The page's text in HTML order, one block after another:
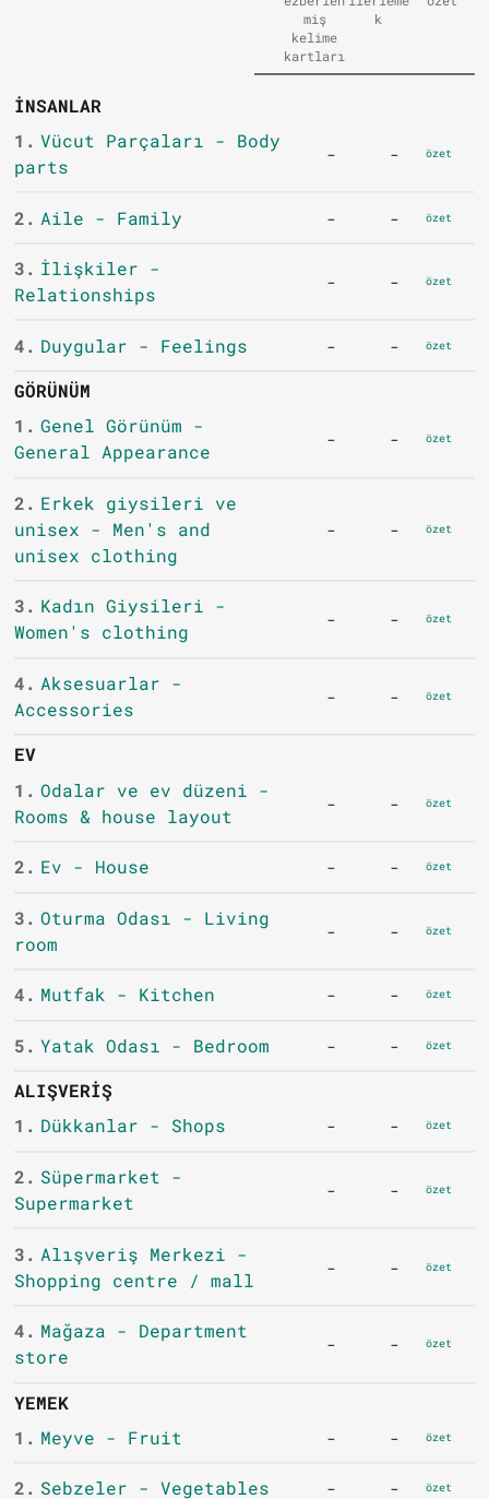
miş
kelime
kartları
k
İNSANLAR
1. Vücut Parçaları - Body
parts
- - özet
2. Aile - Family - - özet
3. İlişkiler -
Relationships
- - özet
4. Duygular - Feelings - - özet
GÖRÜNÜM
1. Genel Görünüm -
General Appearance
- - özet
2. Erkek giysileri ve
unisex - Men's and
unisex clothing
- - özet
3. Kadın Giysileri -
Women's clothing
- - özet
4. Aksesuarlar -
Accessories
- - özet
EV
1. Odalar ve ev düzeni -
Rooms & house layout
- - özet
2. Ev - House - - özet
3. Oturma Odası - Living
room
- - özet
4. Mutfak - Kitchen - - özet
5. Yatak Odası - Bedroom - - özet
ALIŞVERIŞ
1. Dükkanlar - Shops - - özet
2. Süpermarket -
Supermarket
- - özet
3. Alışveriş Merkezi -
Shopping centre / mall
- - özet
4. Mağaza - Department
store
- - özet
YEMEK
1. Meyve - Fruit - - özet
2. Sebzeler - Vegetables - - özet